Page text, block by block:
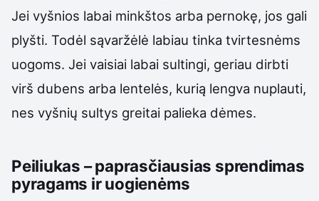
Jei vyšnios labai minkštos arba pernokę, jos gali
plyšti. Todėl sąvaržėlė labiau tinka tvirtesnėms
uogoms. Jei vaisiai labai sultingi, geriau dirbti
virš dubens arba lentelės, kurią lengva nuplauti,
nes vyšnių sultys greitai palieka dėmes.
Peiliukas – paprasčiausias sprendimas
pyragams ir uogienėms